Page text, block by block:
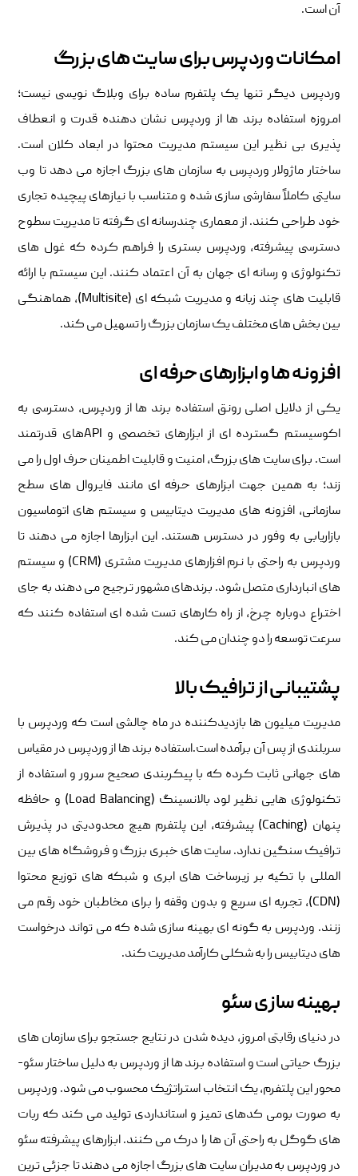
آن است.
امکانات وردپرس برای سایت های بزرگ
وردپرس دیگر تنها یک پلتفرم ساده برای وبلاگ نویسی نیست؛
امروزه استفاده برند ها از وردپرس نشان دهنده قدرت و انعطاف
پذیری بی نظیر این سیستم مدیریت محتوا در ابعاد کلان است.
ساختار ماژولار وردپرس به سازمان های بزرگ اجازه می دهد تا وب
سایتی کاملاً سفارشی سازی شده و متناسب با نیازهای پیچیده تجاری
خود طراحی کنند. از معماری چندرسانه ای گرفته تا مدیریت سطوح
دسترسی پیشرفته، وردپرس بستری را فراهم کرده که غول های
تکنولوژی و رسانه ای جهان به آن اعتماد کنند. این سیستم با ارائه
قابلیت های چند زبانه و مدیریت شبکه ای (Multisite)، هماهنگی
بین بخش های مختلف یک سازمان بزرگ را تسهیل می کند.
افزونه ها و ابزارهای حرفه ای
یکی از دلایل اصلی رونق استفاده برند ها از وردپرس، دسترسی به
اکوسیستم گسترده ای از ابزارهای تخصصی و APIهای قدرتمند
است. برای سایت های بزرگ، امنیت و قابلیت اطمینان حرف اول را می
زند؛ به همین جهت ابزارهای حرفه ای مانند فایروال های سطح
سازمانی، افزونه های مدیریت دیتابیس و سیستم های اتوماسیون
بازاریابی به وفور در دسترس هستند. این ابزارها اجازه می دهند تا
وردپرس به راحتی با نرم افزارهای مدیریت مشتری (CRM) و سیستم
های انبارداری متصل شود. برندهای مشهور ترجیح می دهند به جای
اختراع دوباره چرخ، از راه کارهای تست شده ای استفاده کنند که
سرعت توسعه را دو چندان می کند.
پشتیبانی از ترافیک بالا
مدیریت میلیون ها بازدیدکننده در ماه چالشی است که وردپرس با
سربلندی از پس آن برآمده است.استفاده برند ها از وردپرس در مقیاس
های جهانی ثابت کرده که با پیکربندی صحیح سرور و استفاده از
تکنولوژی هایی نظیر لود بالانسینگ (Load Balancing) و حافظه
پنهان (Caching) پیشرفته، این پلتفرم هیچ محدودیتی در پذیرش
ترافیک سنگین ندارد. سایت های خبری بزرگ و فروشگاه های بین
المللی با تکیه بر زیرساخت های ابری و شبکه های توزیع محتوا
(CDN)، تجربه ای سریع و بدون وقفه را برای مخاطبان خود رقم می
زنند. وردپرس به گونه ای بهینه سازی شده که می تواند درخواست
های دیتابیس را به شکلی کارآمد مدیریت کند.
بهینه سازی سئو
در دنیای رقابتی امروز، دیده شدن در نتایج جستجو برای سازمان های
بزرگ حیاتی است و استفاده برند ها از وردپرس به دلیل ساختار سئو-
محور این پلتفرم، یک انتخاب استراتژیک محسوب می شود. وردپرس
به صورت بومی کدهای تمیز و استانداردی تولید می کند که ربات
های گوگل به راحتی آن ها را درک می کنند. ابزارهای پیشرفته سئو
در وردپرس به مدیران سایت های بزرگ اجازه می دهند تا جزئی ترین